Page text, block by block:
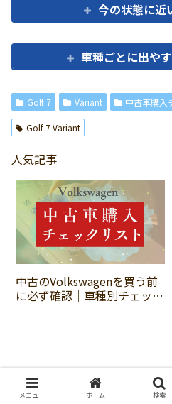
今の状態に近
車種ごとに出や
Golf 7 Variant 中古車購入
Golf 7 Variant
人気記事
中古のVolkswagenを買う前
に必ず確認｜車種別チェック
関連記事
メニュー ホーム 検索